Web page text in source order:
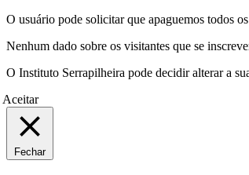
O usuário pode solicitar que apaguemos todos
Nenhum dado sobre os visitantes que se
O Instituto Serrapilheira pode decidir alterar a
Aceitar
Fechar